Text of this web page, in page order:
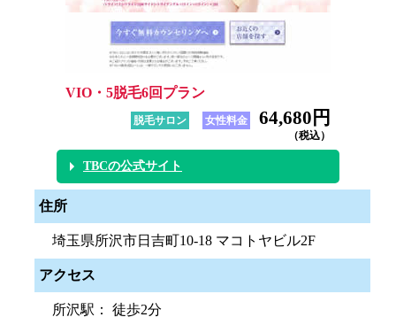
VIO・5脱毛6回プラン
脱毛サロン 女性料金 64,680円
（税込）
TBCの公式サイト
住所
埼玉県所沢市日吉町10-18 マコトヤビル2F
アクセス
所沢駅： 徒歩2分